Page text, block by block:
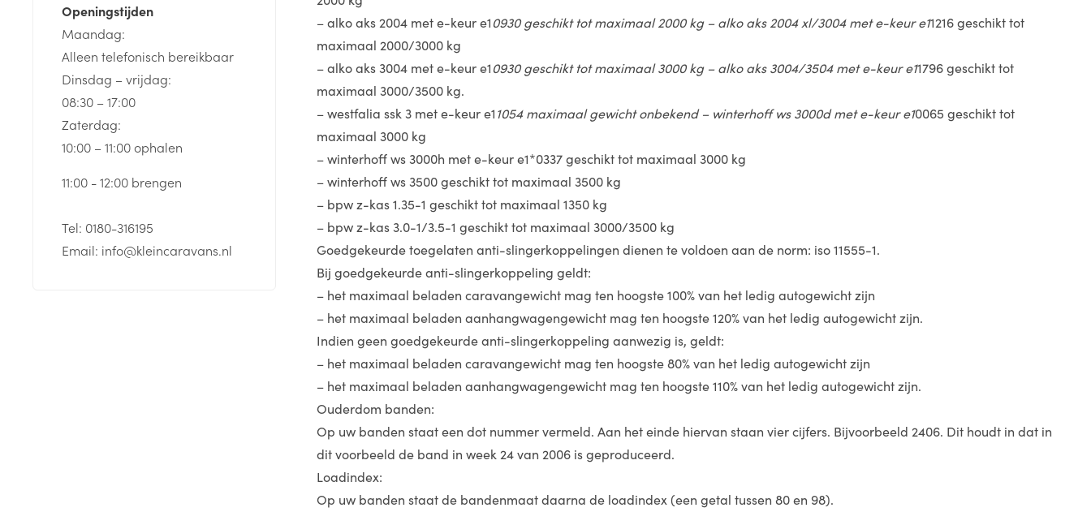
Openingstijden
Maandag:
Alleen telefonisch bereikbaar
Dinsdag – vrijdag:
08:30 – 17:00
Zaterdag:
10:00 – 11:00 ophalen
11:00 - 12:00 brengen
Tel: 0180-316195
Email: info@kleincaravans.nl
– alko aks 2004 met e-keur e10930 geschikt tot maximaal 2000 kg – alko aks 2004 xl/3004 met e-keur e11216 geschikt tot
maximaal 2000/3000 kg
– alko aks 3004 met e-keur e10930 geschikt tot maximaal 3000 kg – alko aks 3004/3504 met e-keur e11796 geschikt tot
maximaal 3000/3500 kg.
– westfalia ssk 3 met e-keur e11054 maximaal gewicht onbekend – winterhoff ws 3000d met e-keur e10065 geschikt tot
maximaal 3000 kg
– winterhoff ws 3000h met e-keur e1*0337 geschikt tot maximaal 3000 kg
– winterhoff ws 3500 geschikt tot maximaal 3500 kg
– bpw z-kas 1.35-1 geschikt tot maximaal 1350 kg
– bpw z-kas 3.0-1/3.5-1 geschikt tot maximaal 3000/3500 kg
Goedgekeurde toegelaten anti-slingerkoppelingen dienen te voldoen aan de norm: iso 11555-1.
Bij goedgekeurde anti-slingerkoppeling geldt:
– het maximaal beladen caravangewicht mag ten hoogste 100% van het ledig autogewicht zijn
– het maximaal beladen aanhangwagengewicht mag ten hoogste 120% van het ledig autogewicht zijn.
Indien geen goedgekeurde anti-slingerkoppeling aanwezig is, geldt:
– het maximaal beladen caravangewicht mag ten hoogste 80% van het ledig autogewicht zijn
– het maximaal beladen aanhangwagengewicht mag ten hoogste 110% van het ledig autogewicht zijn.
Ouderdom banden:
Op uw banden staat een dot nummer vermeld. Aan het einde hiervan staan vier cijfers. Bijvoorbeeld 2406. Dit houdt in dat in
dit voorbeeld de band in week 24 van 2006 is geproduceerd.
Loadindex:
Op uw banden staat de bandenmaat daarna de loadindex (een getal tussen 80 en 98).